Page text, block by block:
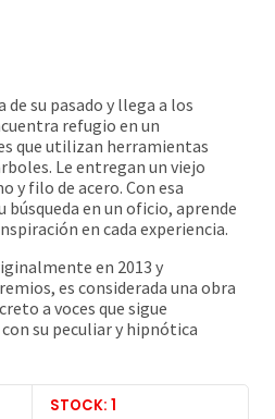
su pasado y llega a los
refugio en un
que utilizan herramientas
Le entregan un viejo
y filo de acero. Con esa
en un oficio, aprende
en cada experiencia.
en 2013 y
es considerada una obra
a voces que sigue
su peculiar y hipnótica
STOCK: 1